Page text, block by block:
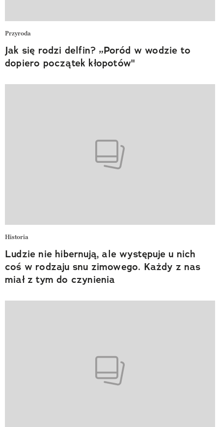
Przyroda
Jak się rodzi delfin? „Poród w wodzie to
dopiero początek kłopotów"
Historia
Ludzie nie hibernują, ale występuje u nich
coś w rodzaju snu zimowego. Każdy z nas
miał z tym do czynienia